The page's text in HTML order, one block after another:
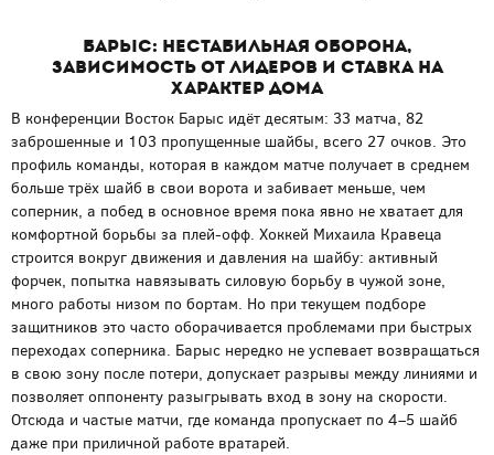
Барыс: нестабильная оборона,
зависимость от лидеров и ставка на
характер дома
В конференции Восток Барыс идёт десятым: 33 матча, 82
заброшенные и 103 пропущенные шайбы, всего 27 очков. Это
профиль команды, которая в каждом матче получает в среднем
больше трёх шайб в свои ворота и забивает меньше, чем
соперник, а побед в основное время пока явно не хватает для
комфортной борьбы за плей-офф. Хоккей Михаила Кравеца
строится вокруг движения и давления на шайбу: активный
форчек, попытка навязывать силовую борьбу в чужой зоне,
много работы низом по бортам. Но при текущем подборе
защитников это часто оборачивается проблемами при быстрых
переходах соперника. Барыс нередко не успевает возвращаться
в свою зону после потери, допускает разрывы между линиями и
позволяет оппоненту разыгрывать вход в зону на скорости.
Отсюда и частые матчи, где команда пропускает по 4–5 шайб
даже при приличной работе вратарей.